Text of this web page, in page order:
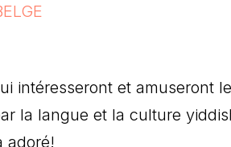
intéresseront et amuseront
la langue et la culture
adoré!